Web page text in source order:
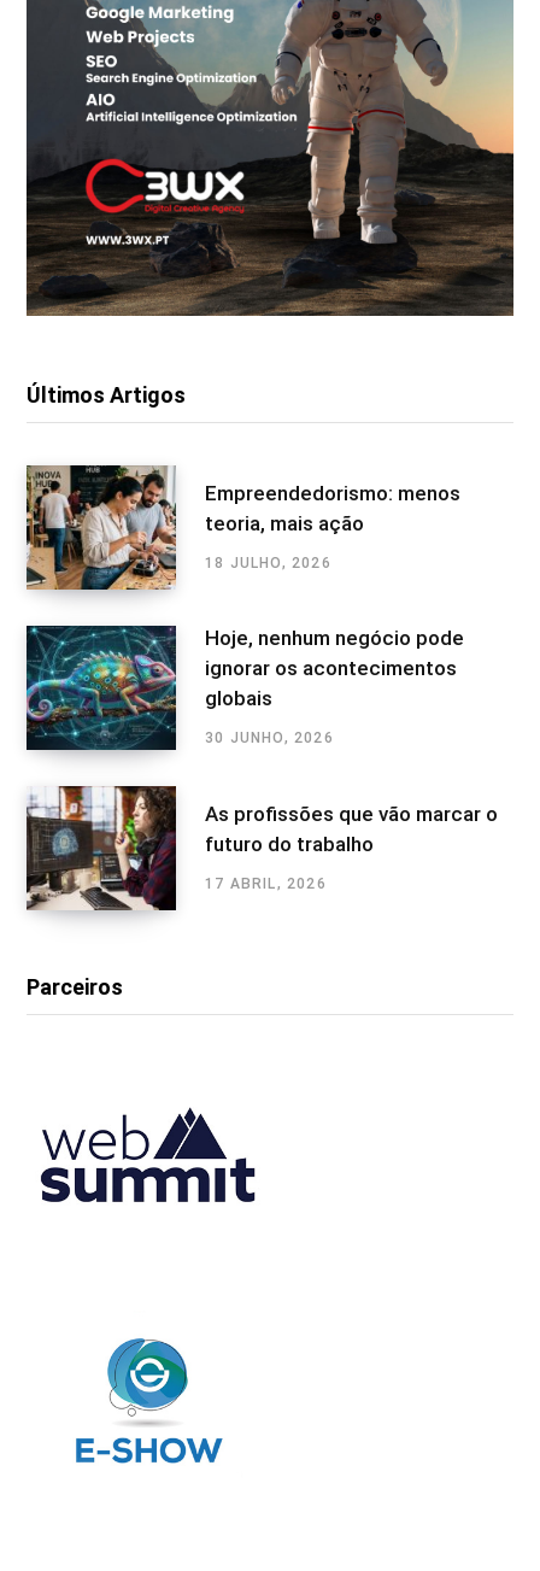
Últimos Artigos
Empreendedorismo: menos
teoria, mais ação
18 JULHO, 2026
Hoje, nenhum negócio pode
ignorar os acontecimentos
globais
30 JUNHO, 2026
As profissões que vão marcar o
futuro do trabalho
17 ABRIL, 2026
Parceiros